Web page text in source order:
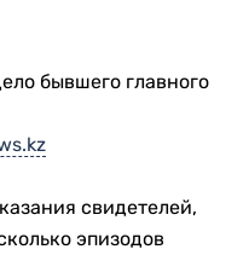
бывшего главного
свидетелей,
эпизодов